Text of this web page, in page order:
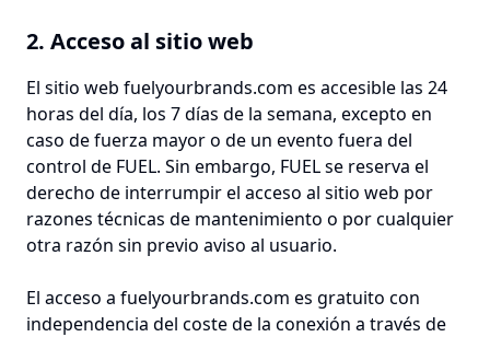
2. Acceso al sitio web
El sitio web fuelyourbrands.com es accesible las 24
horas del día, los 7 días de la semana, excepto en
caso de fuerza mayor o de un evento fuera del
control de FUEL. Sin embargo, FUEL se reserva el
derecho de interrumpir el acceso al sitio web por
razones técnicas de mantenimiento o por cualquier
otra razón sin previo aviso al usuario.
El acceso a fuelyourbrands.com es gratuito con
independencia del coste de la conexión a través de